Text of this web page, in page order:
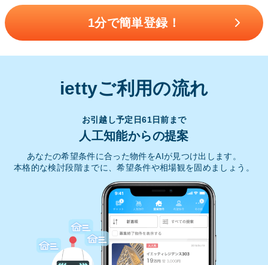
1分で簡単登録！
iettyご利用の流れ
お引越し予定日61日前まで
人工知能からの提案
あなたの希望条件に合った物件をAIが見つけ出します。
本格的な検討段階までに、希望条件や相場観を固めましょう。